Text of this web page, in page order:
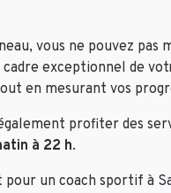
vous ne pouvez
exceptionnel de
en mesurant vos
profiter des
à 22 h.
un coach sportif à